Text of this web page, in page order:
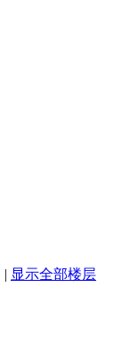
| 显示全部楼层